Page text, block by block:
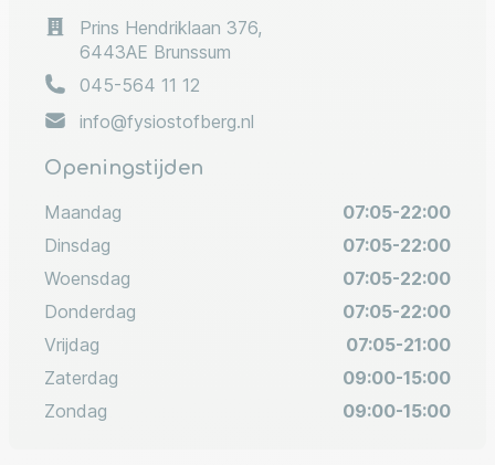
Prins Hendriklaan 376,
6443AE Brunssum
045-564 11 12
info@fysiostofberg.nl
Openingstijden
Maandag
07:05-22:00
Dinsdag
07:05-22:00
Woensdag
07:05-22:00
Donderdag
07:05-22:00
Vrijdag
07:05-21:00
Zaterdag
09:00-15:00
Zondag
09:00-15:00